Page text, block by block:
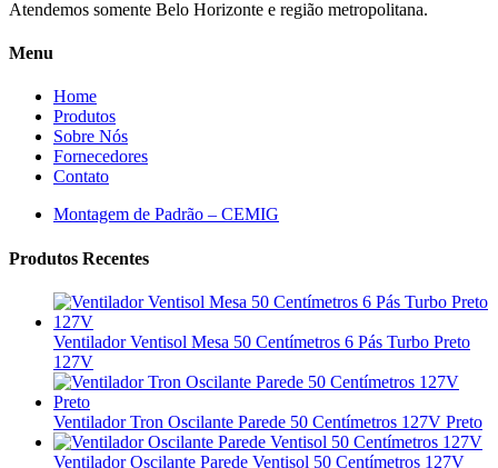
Atendemos somente Belo Horizonte e região metropolitana.
Menu
Home
Produtos
Sobre Nós
Fornecedores
Contato
Montagem de Padrão – CEMIG
Produtos Recentes
Ventilador Ventisol Mesa 50 Centímetros 6 Pás Turbo Preto
127V
Ventilador Tron Oscilante Parede 50 Centímetros 127V Preto
Ventilador Oscilante Parede Ventisol 50 Centímetros 127V